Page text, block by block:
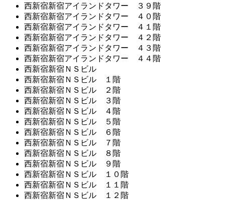
西新宿新宿アイランドタワー ３９階
西新宿新宿アイランドタワー ４０階
西新宿新宿アイランドタワー ４１階
西新宿新宿アイランドタワー ４２階
西新宿新宿アイランドタワー ４３階
西新宿新宿アイランドタワー ４４階
西新宿新宿ＮＳビル
西新宿新宿ＮＳビル １階
西新宿新宿ＮＳビル ２階
西新宿新宿ＮＳビル ３階
西新宿新宿ＮＳビル ４階
西新宿新宿ＮＳビル ５階
西新宿新宿ＮＳビル ６階
西新宿新宿ＮＳビル ７階
西新宿新宿ＮＳビル ８階
西新宿新宿ＮＳビル ９階
西新宿新宿ＮＳビル １０階
西新宿新宿ＮＳビル １１階
西新宿新宿ＮＳビル １２階